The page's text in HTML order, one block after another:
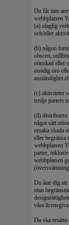
Du får inte
webbplatsen
(a) olaglig
och/eller
(b) någon
obscen,
oönskad eller
onödig oro
anständighet
(c) aktiviteter
tredje parters
(d) distribuera
något sätt
orsaka skada
eller begränsa
webbplatsen
parter,
webbplatsen
Du åtar dig att
utan
våra
Du ska ersätta